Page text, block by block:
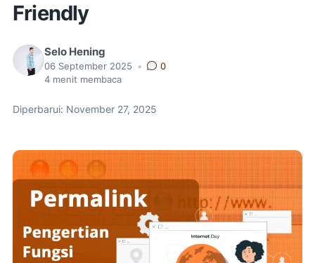
Friendly
Selo Hening
06 September 2025 •
0
4 menit membaca
Diperbarui: November 27, 2025